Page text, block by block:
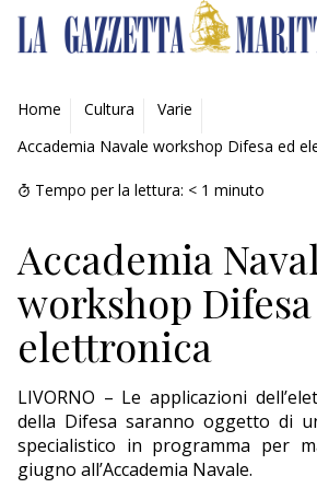
AMBIENTE
MOBILITÀ
INDUSTRIA
RICERCA
ECONOMIA
TURISMO
CULTURA
NAUTICA
Home Cultura
Varie
Accademia Navale workshop Difesa ed
Tempo per la lettura: < 1 minuto
Accademia
workshop
elettronica
LIVORNO – Le applicazioni
della Difesa saranno oggetto di
specialistico in programma per
giugno all’Accademia Navale.